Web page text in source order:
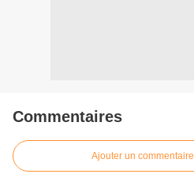
Commentaires
Ajouter un commentaire